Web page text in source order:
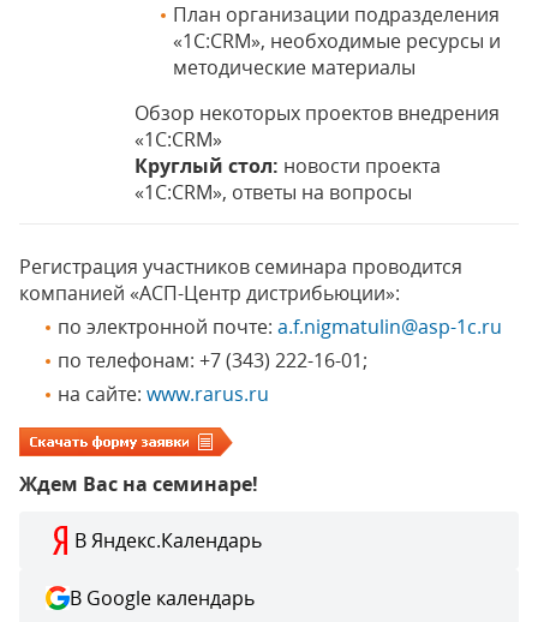
План организации подразделения
«1С:CRM», необходимые ресурсы и
методические материалы
Обзор некоторых проектов внедрения
«1С:CRM»
Круглый стол: новости проекта
«1С:CRM», ответы на вопросы
Регистрация участников семинара проводится
компанией «АСП-Центр дистрибьюции»:
по электронной почте: a.f.nigmatulin@asp-1c.ru
по телефонам: +7 (343) 222-16-01;
на сайте: www.rarus.ru
Ждем Вас на семинаре!
В Яндекс.Календарь
В Google календарь